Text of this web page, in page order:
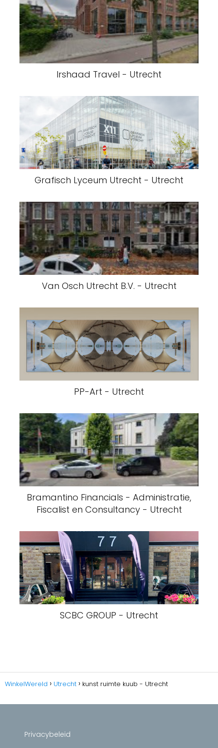
Irshaad Travel - Utrecht
Grafisch Lyceum Utrecht - Utrecht
Van Osch Utrecht B.V. - Utrecht
PP-Art - Utrecht
Bramantino Financials - Administratie,
Fiscalist en Consultancy - Utrecht
SCBC GROUP - Utrecht
WinkelWereld Utrecht kunst ruimte kuub - Utrecht
Privacybeleid